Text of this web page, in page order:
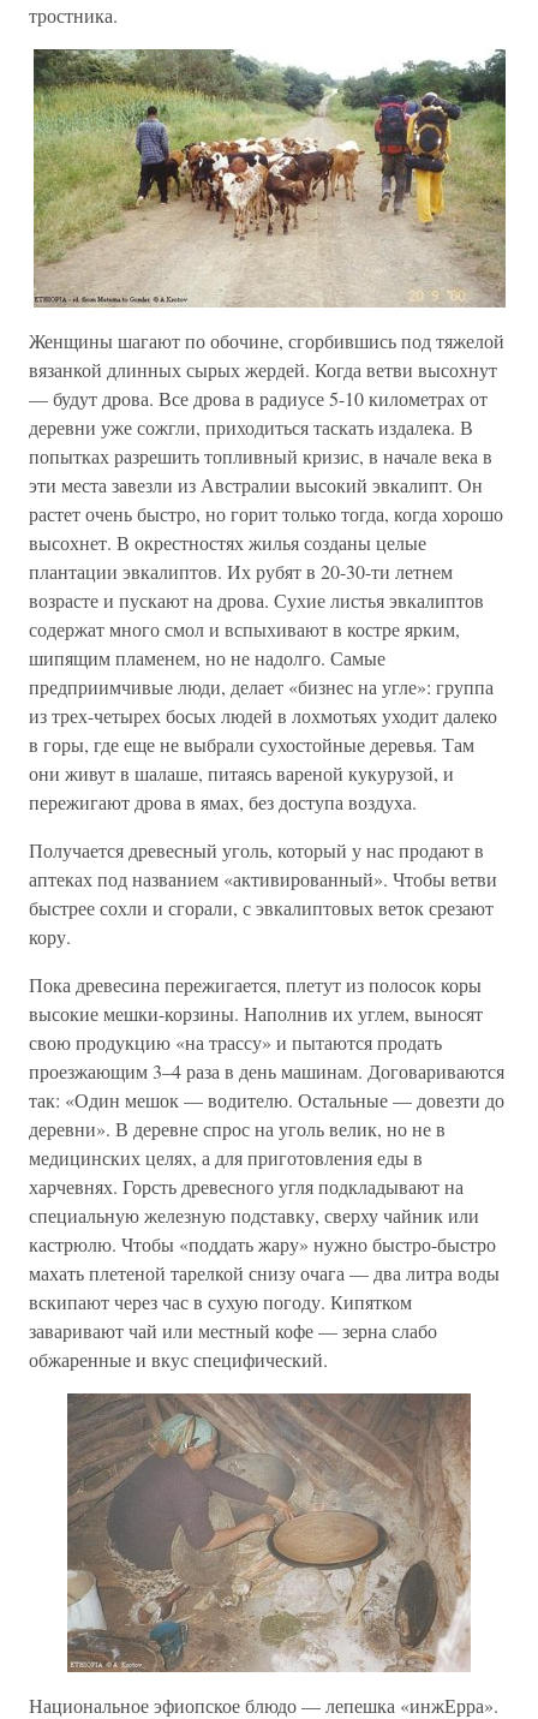
тростника.
Женщины шагают по обочине, сгорбившись под тяжелой
вязанкой длинных сырых жердей. Когда ветви высохнут
— будут дрова. Все дрова в радиусе 5-10 километрах от
деревни уже сожгли, приходиться таскать издалека. В
попытках разрешить топливный кризис, в начале века в
эти места завезли из Австралии высокий эвкалипт. Он
растет очень быстро, но горит только тогда, когда хорошо
высохнет. В окрестностях жилья созданы целые
плантации эвкалиптов. Их рубят в 20-30-ти летнем
возрасте и пускают на дрова. Сухие листья эвкалиптов
содержат много смол и вспыхивают в костре ярким,
шипящим пламенем, но не надолго. Самые
предприимчивые люди, делает «бизнес на угле»: группа
из трех-четырех босых людей в лохмотьях уходит далеко
в горы, где еще не выбрали сухостойные деревья. Там
они живут в шалаше, питаясь вареной кукурузой, и
пережигают дрова в ямах, без доступа воздуха.
Получается древесный уголь, который у нас продают в
аптеках под названием «активированный». Чтобы ветви
быстрее сохли и сгорали, с эвкалиптовых веток срезают
кору.
Пока древесина пережигается, плетут из полосок коры
высокие мешки-корзины. Наполнив их углем, выносят
свою продукцию «на трассу» и пытаются продать
проезжающим 3–4 раза в день машинам. Договариваются
так: «Один мешок — водителю. Остальные — довезти до
деревни». В деревне спрос на уголь велик, но не в
медицинских целях, а для приготовления еды в
харчевнях. Горсть древесного угля подкладывают на
специальную железную подставку, сверху чайник или
кастрюлю. Чтобы «поддать жару» нужно быстро-быстро
махать плетеной тарелкой снизу очага — два литра воды
вскипают через час в сухую погоду. Кипятком
заваривают чай или местный кофе — зерна слабо
обжаренные и вкус специфический.
Национальное эфиопское блюдо — лепешка «инжЕрра».